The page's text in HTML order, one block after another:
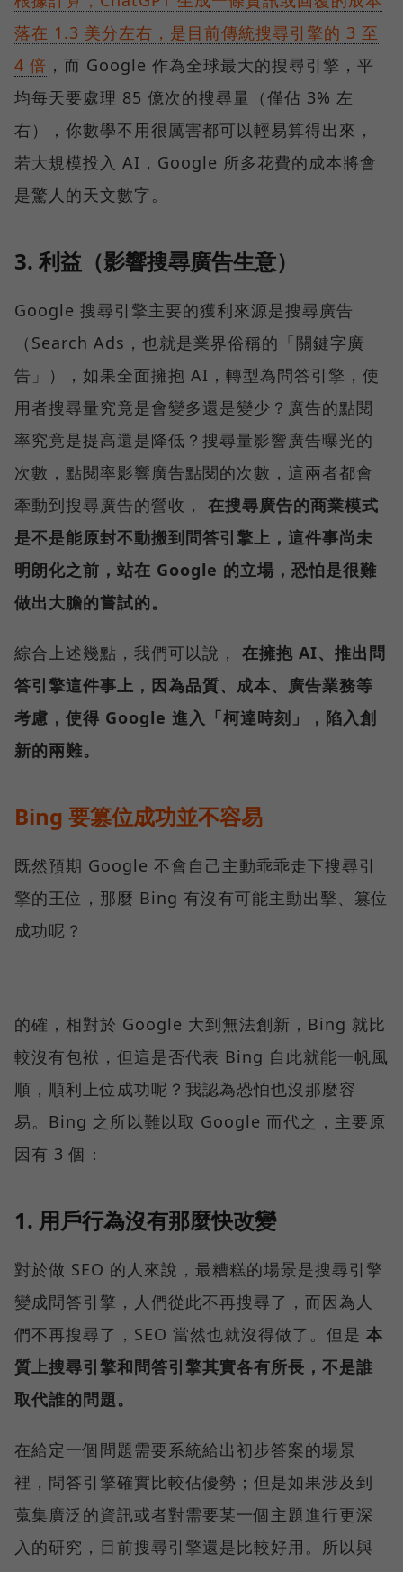
落在 1.3 美分左右，是目前傳統搜尋引擎的 3 至
4 倍 ，而 Google 作為全球最大的搜尋引擎，平
均每天要處理 85 億次的搜尋量（僅佔 3% 左
右），你數學不用很厲害都可以輕易算得出來，
若大規模投入 AI，Google 所多花費的成本將會
是驚人的天文數字。
3. 利益（影響搜尋廣告生意）
Google 搜尋引擎主要的獲利來源是搜尋廣告
（Search Ads，也就是業界俗稱的「關鍵字廣
告」），如果全面擁抱 AI，轉型為問答引擎，使
用者搜尋量究竟是會變多還是變少？廣告的點閱
率究竟是提高還是降低？搜尋量影響廣告曝光的
次數，點閱率影響廣告點閱的次數，這兩者都會
牽動到搜尋廣告的營收， 在搜尋廣告的商業模式
是不是能原封不動搬到問答引擎上，這件事尚未
明朗化之前，站在 Google 的立場，恐怕是很難
做出大膽的嘗試的。
綜合上述幾點，我們可以說， 在擁抱 AI、推出問
答引擎這件事上，因為品質、成本、廣告業務等
考慮，使得 Google 進入「柯達時刻」，陷入創
新的兩難。
Bing 要篡位成功並不容易
既然預期 Google 不會自己主動乖乖走下搜尋引
擎的王位，那麼 Bing 有沒有可能主動出擊、篡位
成功呢？
的確，相對於 Google 大到無法創新，Bing 就比
較沒有包袱，但這是否代表 Bing 自此就能一帆風
順，順利上位成功呢？我認為恐怕也沒那麼容
易。Bing 之所以難以取 Google 而代之，主要原
因有 3 個：
1. 用戶行為沒有那麼快改變
對於做 SEO 的人來說，最糟糕的場景是搜尋引擎
變成問答引擎，人們從此不再搜尋了，而因為人
們不再搜尋了，SEO 當然也就沒得做了。但是 本
質上搜尋引擎和問答引擎其實各有所長，不是誰
取代誰的問題。
在給定一個問題需要系統給出初步答案的場景
裡，問答引擎確實比較佔優勢；但是如果涉及到
蒐集廣泛的資訊或者對需要某一個主題進行更深
入的研究，目前搜尋引擎還是比較好用。所以與